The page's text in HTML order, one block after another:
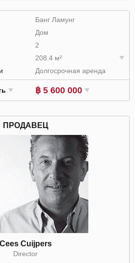
Банг Ламунг
Дом
2
208.4 м²
Долгосрочная аренда
฿ 5 600 000
ПРОДАВЕЦ
Cees Cuijpers
Director